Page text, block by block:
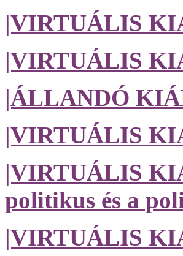
|VIRTUÁLIS
|VIRTUÁLIS
|ÁLLANDÓ
|VIRTUÁLIS
|VIRTUÁLIS
politikus és a
|VIRTUÁLIS